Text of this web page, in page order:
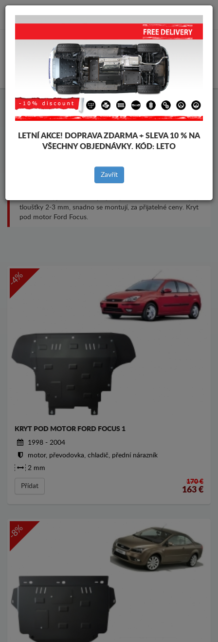
info@krytpodmotor.com
Kryt pod motor Ford Focus
tloušťky 2-3 mm, snadno se montují, za přijatelné ceny. Kryt
pod motor Ford Focus.
-4%
KRYT POD MOTOR FORD FOCUS 1
1998 - 2004
motor, převodovka, chladič, přední nárazník
2 mm
Přídat
170 €
163 €
-8%
LETNÍ AKCE! DOPRAVA ZDARMA + SLEVA 10 % NA
VŠECHNY OBJEDNÁVKY. KÓD: LETO
Zavřít